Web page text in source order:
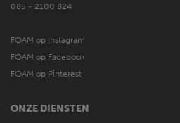
085 - 2100 824
FOAM op Instagram
FOAM op Facebook
FOAM op Pinterest
ONZE DIENSTEN